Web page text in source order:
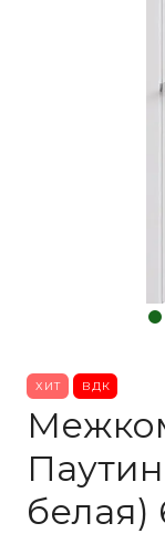
ХИТ ВДК
белая)